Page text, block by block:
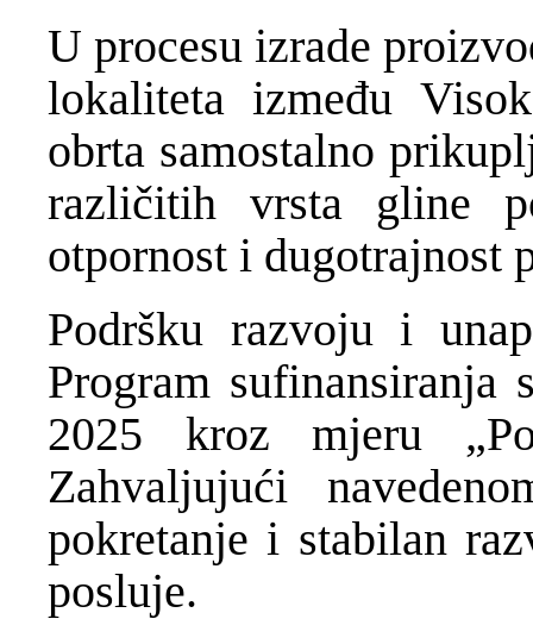
U procesu izrade
lokaliteta između
obrta samostalno
različitih vrsta gline
otpornost i dugotrajnost
Podršku razvoju i
Program sufinansiranja
2025 kroz mjeru
Zahvaljujući
pokretanje i stabilan
posluje.